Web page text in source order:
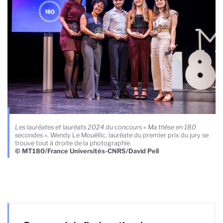
Les lauréates et lauréats 2024 du concours « Ma thèse en 180
secondes ». Wendy Le Mouëllic, lauréate du premier prix du jury se
trouve tout à droite de la photographie.
© MT180/France Universités-CNRS/David Pell